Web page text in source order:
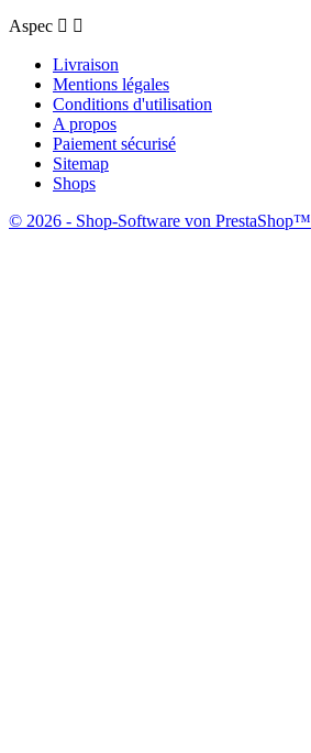
Aspec  
Livraison
Mentions légales
Conditions d'utilisation
A propos
Paiement sécurisé
Sitemap
Shops
© 2026 - Shop-Software von PrestaShop™